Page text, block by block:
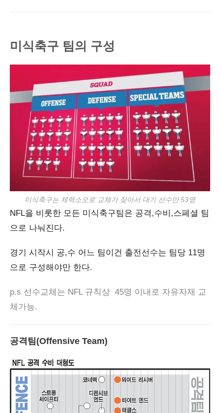
미식축구 팀의 구성
미식축구는 체력소모로 교체가 잦아서 대기 선수만 53명
NFL을 비롯한 모든 미식축구팀은 공격,수비,스페셜 팀
으로 나눠진다.
경기 시작시 공,수 어느 팀이건 출전선수는 팀당 11명
으로 구성해야만 한다.
p.s 선수교체는 NFL 규칙상 45명 이내로 자유자재 교
체가능.
공격팀(Offensive Team)